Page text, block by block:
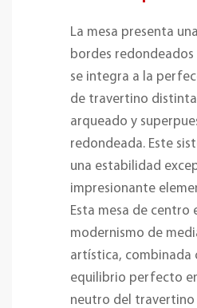
La mesa presenta
bordes
se integra a la
de travertino
arqueado y
redondeada. Este
una estabilidad
impresionante
Esta mesa de centro
modernismo de
artística, combinada
equilibrio perfecto
neutro del travertino